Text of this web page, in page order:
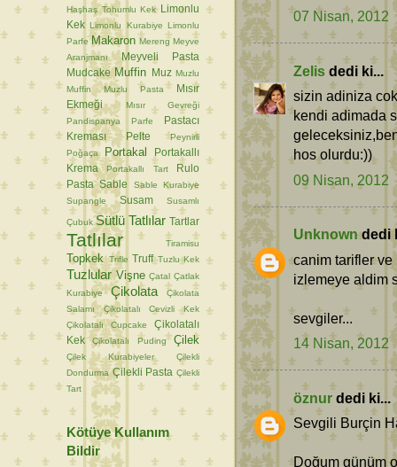
07 Nisan, 2012
Zelis dedi ki...
sizin adiniza
kendi adimada
hos olurdu:))
09 Nisan, 2012
Unknowndedi
canim tarifler ve
izlemeye aldim
sevgiler...
14 Nisan, 2012
öznur dedi ki...
Sevgili Burçin
Doğum günüm
Haşhaş Tohumlu Kek
Limonlu
Kek Limonlu Kurabiye Limonlu
Parfe Makaron Mereng Meyve
Aranjmanı
Meyveli Pasta
Mudcake Muffin Muz Muzlu
Muffin
Muzlu Pasta
Mısır
Ekmeği
Mısır Gevreği
Pandispanya
Parfe
Pastacı
Kreması
Pelte
Peynirli
Poğaça
Portakal
Portakallı
Krema
Portakallı Tart
Rulo
Pasta Sable
Sable Kurabiye
Supangle
Susam Susamlı
Çubuk Sütlü Tatlılar Tartlar
Tatlılar Tiramisu
Topkek Trifle Truff Tuzlu Kek
Tuzlular Vişne Çatal Çatlak
Kurabiye
Çikolata
Çikolata
Salamı
Çikolatalı Cevizli Kek
Çikolatalı Cupcake
Çikolatalı
Kek
Çikolatalı Puding Çilek
Çilek Kurabiyeler
Çilekli
Dondurma Çilekli Pasta Çilekli
Tart
Kötüye Kullanım
Bildir